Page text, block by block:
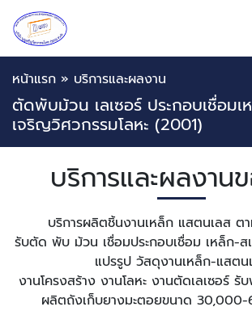
หน้าแรก » บริการและผลงาน
ตัดพับม้วน เลเซอร์ ประกอบเชื่อม
เจริญวิศวกรรมโลหะ (2001)
บริการและผลงาน
บริการผลิตชิ้นงานเหล็ก แสตนเลส ต
รับตัด พับ ม้วน เชื่อมประกอบเชื่อม เหล็ก-
แปรรูป วัสดุงานเหล็ก-แสตน
งานโครงสร้าง งานโลหะ งานตัดเลเซอร์
ผลิตถังเก็บยางมะตอยขนาด